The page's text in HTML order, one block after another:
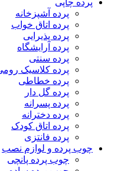
پرده چاپی
پرده آشپزخانه
پرده اتاق خواب
پرده پذیرایی
پرده آرایشگاه
پرده سنتی
پرده کلاسیک رومی
پرده خطاطی
پرده گل دار
پرده پسرانه
پرده دخترانه
پرده اتاق کودک
پرده فانتزی
چوب پرده و لوازم نصب
چوب پرده پانچی